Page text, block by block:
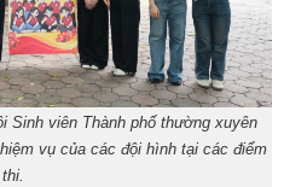
Sinh viên Thành phố thường xuyên
vụ của các đội hình tại các điểm
thi.